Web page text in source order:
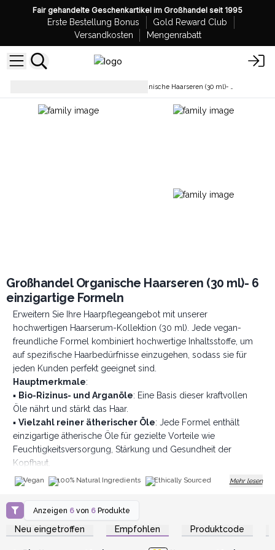
Fair gehandelte Geschenkartikel im Großhandel seit 1995
Erste Bestellung Bonus
Gold Reward Club
Versandkosten
Mengenrabatt
Großhandel Organische Haarseren (30 ml)- 6 einzigartige Formeln
Großhandel Organische Haarseren (30 ml)- 6
einzigartige Formeln
Erweitern Sie Ihre Haarpflegeangebot mit unserer
hochwertigen Haarserum-Kollektion (30 ml). Jede vegan-
freundliche Formel kombiniert hochwertige Inhaltsstoffe, um
auf spezifische Haarbedürfnisse einzugehen, sodass sie für
jeden Kunden perfekt geeignet sind.
Hauptmerkmale:
▪️ Bio-Rizinus- und Arganöle: Eine Basis dieser kraftvollen
Öle nährt und stärkt das Haar.
▪️ Vielzahl reiner ätherischer Öle: Jede Formel enthält
einzigartige ätherische Öle für gezielte Vorteile wie
Feuchtigkeitsversorgung, Stärkung und Gesundheit der
Kopfhaut.
▪️ Elegante Bernsteinflaschen: Verpackt für ein attraktives
Vorteile für Ihr Unternehmen:
▪️Gewinnen Sie neue Kunden
bei Kunden, die natürliche, gezielte Haarpflegelösungen
Vegan 100% Natural Ingredients Ethically Sourced Mehr lesen
Anzeigen 6 von 6 Produkte
Neu eingetroffen Empfohlen Produktcode
Anmelden oder
Registrieren für
Großhandelspreise
Registrieren für
Großhandelspreise